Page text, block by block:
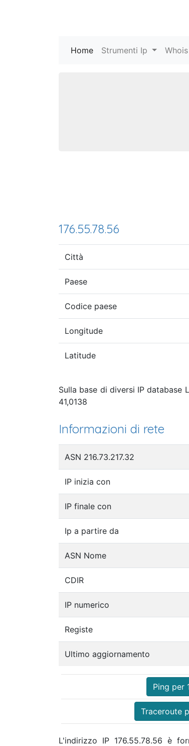
Home (current)
Strumenti Ip Whois
176.55.78.56
Città
Paese
Codice paese
Longitude
Latitude
Sulla base di diversi IP database
41,0138
Informazioni di rete
ASN 216.73.217.32
IP inizia con
IP finale con
Ip a partire da
ASN Nome
CDIR
IP numerico
Registe
Ultimo aggiornamento
Ping per
Traceroute
L'indirizzo IP 176.55.78.56 è